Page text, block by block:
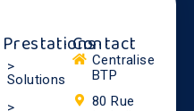
Prestations
>
Solutions
>
Contact
Centralise
BTP
80 Rue